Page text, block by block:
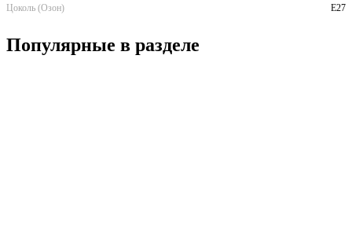
Цоколь (Озон)
E27
Популярные в разделе